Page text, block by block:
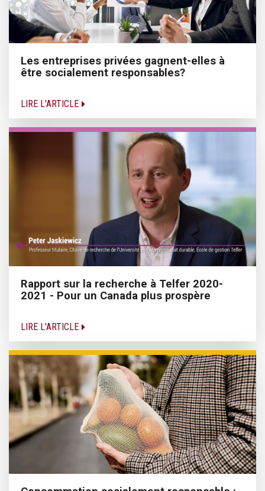
Les entreprises privées gagnent-elles à
être socialement responsables?
LIRE L'ARTICLE
Rapport sur la recherche à Telfer 2020-
2021 - Pour un Canada plus prospère
LIRE L'ARTICLE